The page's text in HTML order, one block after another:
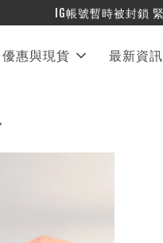
優惠與現貨 最新資訊